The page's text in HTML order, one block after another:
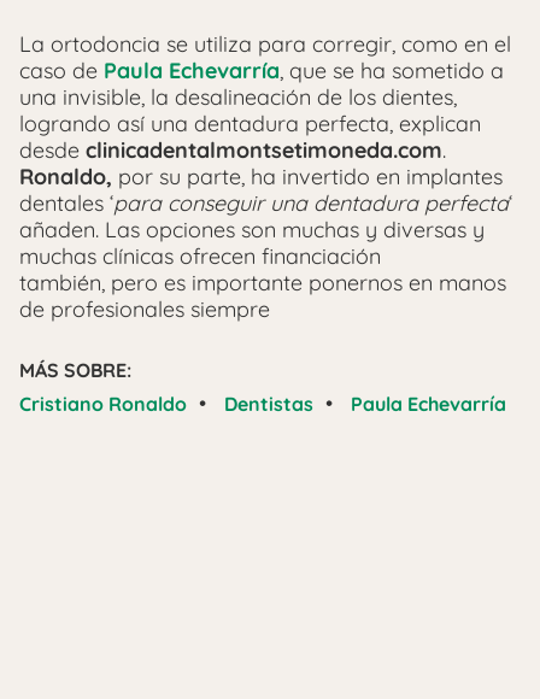
La ortodoncia se utiliza para corregir, como en el
caso de Paula Echevarría, que se ha sometido a
una invisible, la desalineación de los dientes,
logrando así una dentadura perfecta, explican
desde clinicadentalmontsetimoneda.com.
Ronaldo, por su parte, ha invertido en implantes
dentales ‘para conseguir una dentadura perfecta‘
añaden. Las opciones son muchas y diversas y
muchas clínicas ofrecen financiación
también, pero es importante ponernos en manos
de profesionales siempre
MÁS SOBRE:
Cristiano Ronaldo • Dentistas • Paula Echevarría